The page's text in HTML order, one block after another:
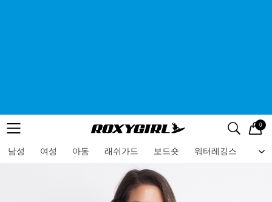
메뉴 검색
로고 0
남성 여성 아동 래쉬가드 보드숏 워터레깅스 비
메뉴